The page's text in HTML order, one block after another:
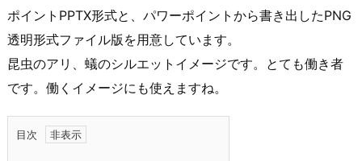
ポイントPPTX形式と、パワーポイントから書き出したPNG
透明形式ファイル版を用意しています。
昆虫のアリ、蟻のシルエットイメージです。とても働き者
です。働くイメージにも使えますね。
目次